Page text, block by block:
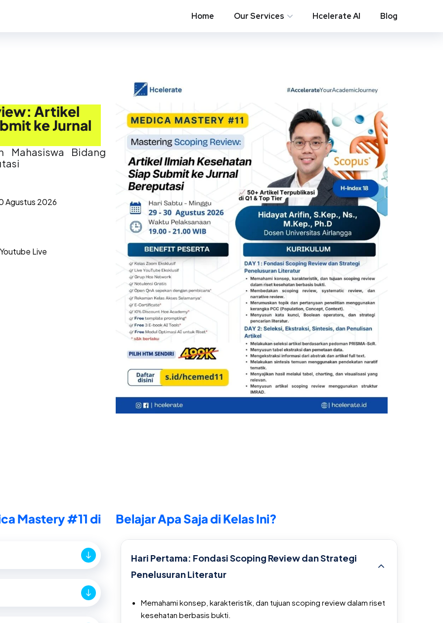
Home Our Services Hcelerate AI Blog
Artikel
ke Jurnal
Bidang
Agustus 2026
Live
Mastery #11 di Belajar Apa Saja di Kelas Ini?
Hari Pertama: Fondasi Scoping Review dan Strategi
Penelusuran Literatur
Memahami konsep, karakteristik, dan tujuan scoping review dalam riset
kesehatan berbasis bukti.